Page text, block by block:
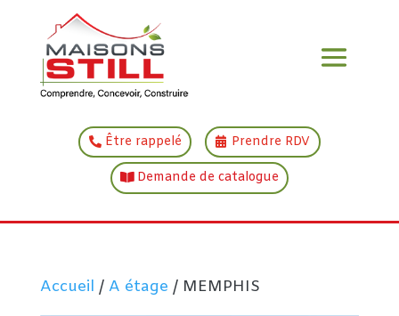
Être rappelé Prendre RDV
Demande de catalogue
Accueil / A étage / MEMPHIS